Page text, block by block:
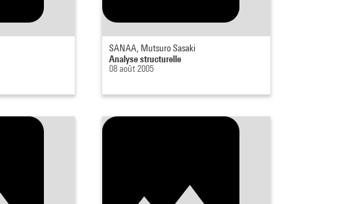
SANAA, Mutsuro Sasaki
Analyse structurelle
08 août 2005